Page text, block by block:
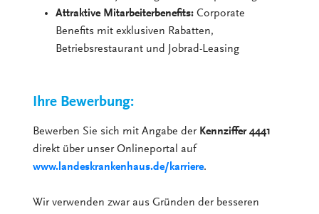
Attraktive Mitarbeiterbenefits: Corporate
Benefits mit exklusiven Rabatten,
Betriebsrestaurant und Jobrad-Leasing
Ihre Bewerbung:
Bewerben Sie sich mit Angabe der Kennziffer 4441
direkt über unser Onlineportal auf
www.landeskrankenhaus.de/karriere.
Wir verwenden zwar aus Gründen der besseren